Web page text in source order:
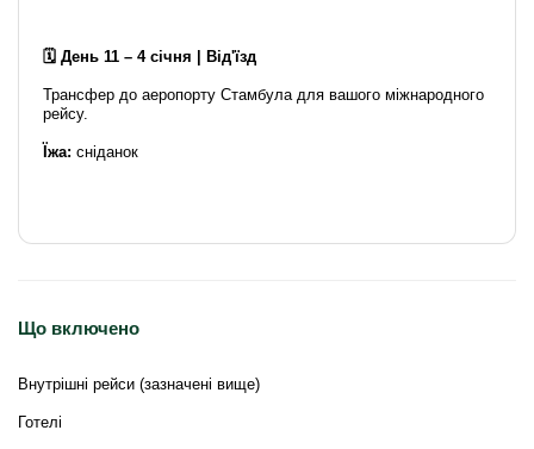
🗓️ День 11 – 4 січня | Від'їзд
Трансфер до аеропорту Стамбула для вашого міжнародного
рейсу.
Їжа: сніданок
Що включено
Внутрішні рейси (зазначені вище)
Готелі